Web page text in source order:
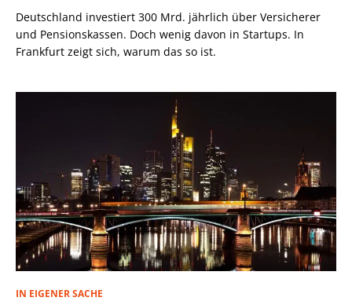
Deutschland investiert 300 Mrd. jährlich über Versicherer
und Pensionskassen. Doch wenig davon in Startups. In
Frankfurt zeigt sich, warum das so ist.
IN EIGENER SACHE